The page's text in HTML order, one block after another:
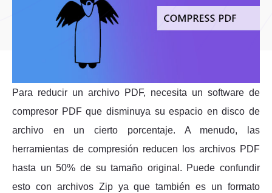
Para reducir un archivo PDF, necesita un software de
compresor PDF que disminuya su espacio en disco de
archivo en un cierto porcentaje. A menudo, las
herramientas de compresión reducen los archivos PDF
hasta un 50% de su tamaño original. Puede confundir
esto con archivos Zip ya que también es un formato